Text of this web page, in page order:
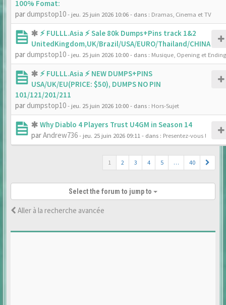
100% Fomat:
par dumpstop10- jeu. 25 juin 2026 10:06- dans : Dramas, Cinema et TV
⚡ FULLL.Asia ⚡ Sale 80k Dumps+Pins track 1&2
UnitedKingdom,UK/Brazil/USA/EURO/Thailand/CHINA
par dumpstop10- jeu. 25 juin 2026 10:00- dans : Musique, Opening et Ending
⚡ FULLL.Asia ⚡ NEW DUMPS+PINS
USA/UK/EU(PRICE: $50), DUMPS NO PIN
101/121/201/211
par dumpstop10- jeu. 25 juin 2026 10:00- dans : Hors-Sujet
Why Diablo 4 Players Trust U4GM in Season 14
parAndrew736- jeu. 25 juin 2026 09:11 - dans : Presentez-vous !
1 2 3 4 5 … 40
Select the forum to jump to
Aller à la recherche avancée